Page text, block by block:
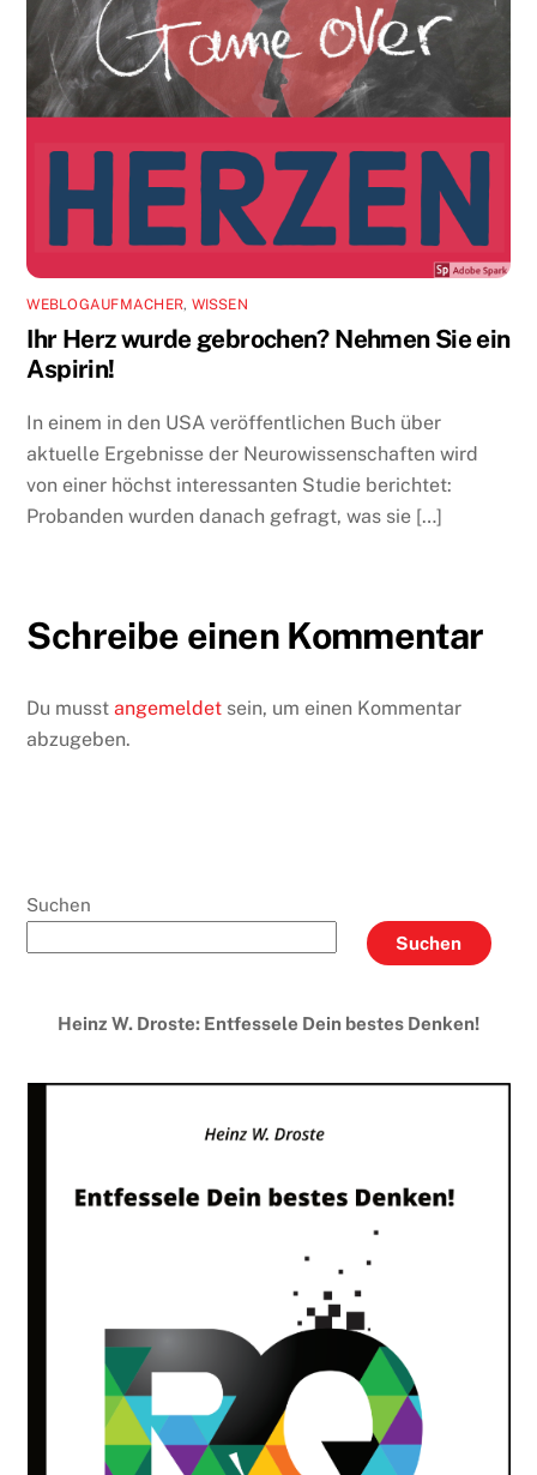
WEBLOGAUFMACHER, WISSEN
Ihr Herz wurde gebrochen? Nehmen Sie ein
Aspirin!
In einem in den USA veröffentlichen Buch über
aktuelle Ergebnisse der Neurowissenschaften wird
von einer höchst interessanten Studie berichtet:
Probanden wurden danach gefragt, was sie […]
Schreibe einen Kommentar
Du musstangemeldet sein, um einen Kommentar
abzugeben.
Suchen
Suchen
Heinz W. Droste: Entfessele Dein bestes Denken!